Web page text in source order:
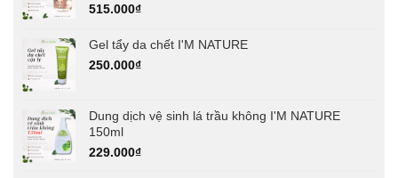
515.000₫
Gel tẩy da chết I'M NATURE
250.000₫
Dung dịch vệ sinh lá trầu không I'M NATURE
150ml
229.000₫